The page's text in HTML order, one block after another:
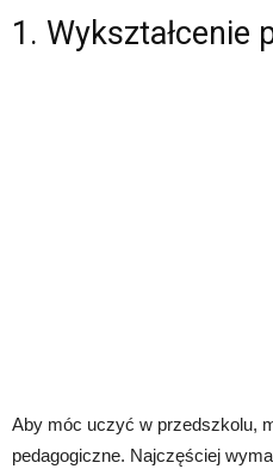
1. Wykształcenie
Aby móc uczyć w przedszkolu,
pedagogiczne. Najczęściej